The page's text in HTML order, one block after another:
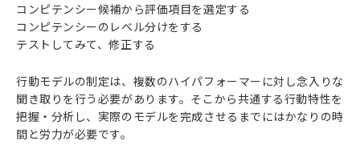
コンピテンシー候補から評価項目を選定する
コンピテンシーのレベル分けをする
テストしてみて、修正する
行動モデルの制定は、複数のハイパフォーマーに対し念入りな
聞き取りを行う必要があります。そこから共通する行動特性を
把握・分析し、実際のモデルを完成させるまでにはかなりの時
間と労力が必要です。